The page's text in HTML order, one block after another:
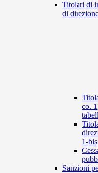
Titolari di
di
co.
1-
Sanzioni